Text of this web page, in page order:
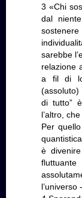
3 «Chi
dal
sarebbe
relazione
a fil di
(assoluto)
di tutto”
l’altro,
Per
è
fluttuante
l’universo